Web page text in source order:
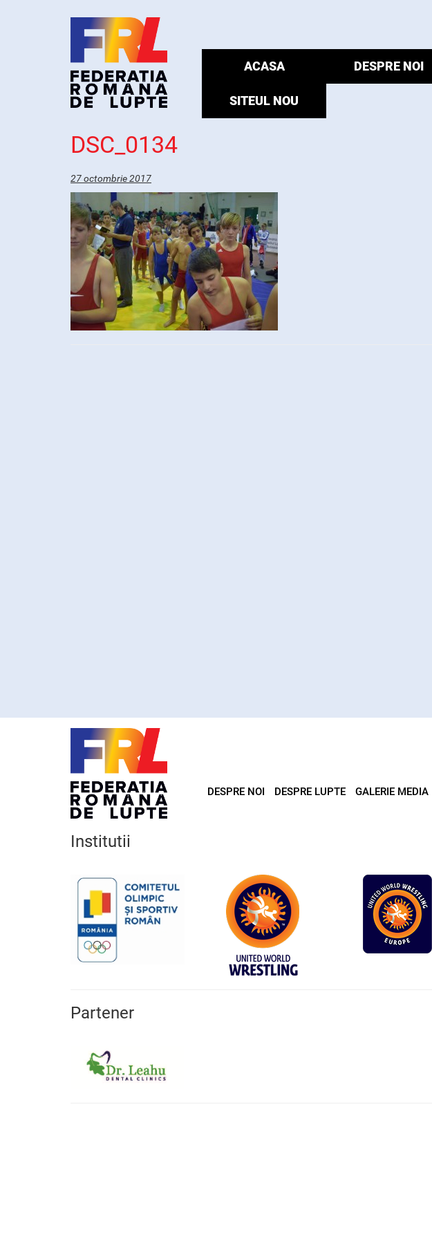
ACASA DESPRE NOI
SITEUL NOU
DSC_0134
27 octombrie 2017
DESPRE NOI DESPRE LUPTE GALERIE MEDIA
Institutii
Partener